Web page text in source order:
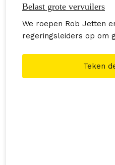
Belast grote vervuilers
We roepen Rob Jetten
regeringsleiders op om
Teken